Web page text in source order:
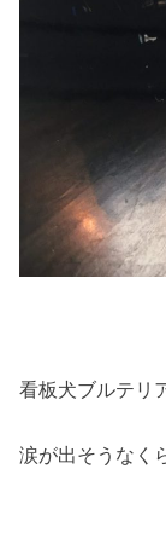
看板犬ブルテリ
涙が出そうなく